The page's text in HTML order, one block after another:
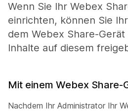
Wenn Sie Ihr Webex
einrichten, können Sie
dem Webex Share-
Inhalte auf diesem
Mit einem Webex Share-
Nachdem Ihr Administrator Ihr